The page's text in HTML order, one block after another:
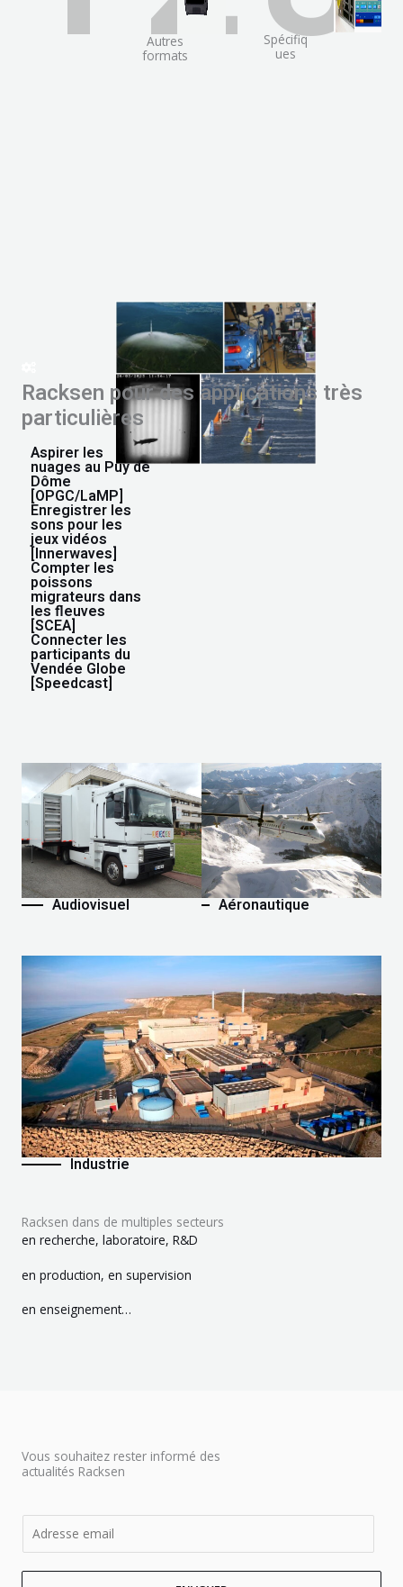
Autres
formats
Spécifiq
ues
Racksen pour des applications très
particulières
Aspirer les
nuages au Puy de
Dôme
[OPGC/LaMP]
Enregistrer les
sons pour les
jeux vidéos
[Innerwaves]
Compter les
poissons
migrateurs dans
les fleuves
[SCEA]
Connecter les
participants du
Vendée Globe
[Speedcast]
Audiovisuel Aéronautique
Industrie
Racksen dans de multiples secteurs
en recherche, laboratoire, R&D
en production, en supervision
en enseignement…
Vous souhaitez rester informé des
actualités Racksen
m
a